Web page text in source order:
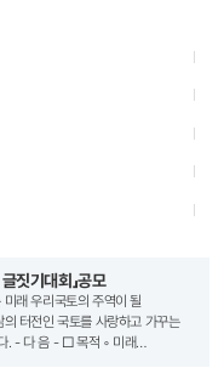
- 전화:02) 724-
짓기대회」공모
래 우리국토의 주역이 될
터전인 국토를 사랑하고 가꾸는
래